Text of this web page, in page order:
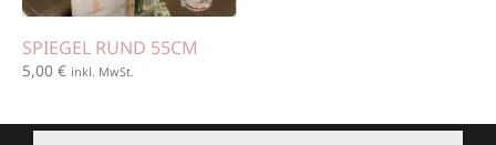
SPIEGEL RUND 55CM
5,00 € inkl. MwSt.